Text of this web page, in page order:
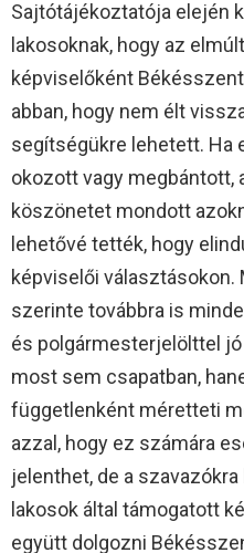
Sajtótájékoztatója elején
lakosoknak, hogy az
képviselőként
abban, hogy nem élt
segítségükre lehetett. Ha
okozott vagy megbántott,
köszönetet mondott
lehetővé tették, hogy
képviselői
szerinte továbbra is
és polgármesterjelölttel
most sem csapatban,
függetlenként méretteti
azzal, hogy ez számára
jelenthet, de a
lakosok által támogatott
együtt dolgozni